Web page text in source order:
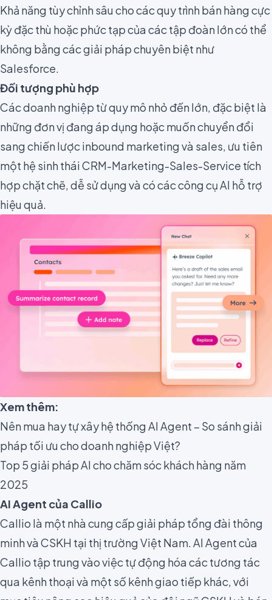
Khả năng tùy chỉnh sâu cho các quy trình bán hàng cực
kỳ đặc thù hoặc phức tạp của các tập đoàn lớn có thể
không bằng các giải pháp chuyên biệt như
Salesforce.
Đối tượng phù hợp
Các doanh nghiệp từ quy mô nhỏ đến lớn, đặc biệt là
những đơn vị đang áp dụng hoặc muốn chuyển đổi
sang chiến lược inbound marketing và sales, ưu tiên
một hệ sinh thái CRM-Marketing-Sales-Service tích
hợp chặt chẽ, dễ sử dụng và có các công cụ AI hỗ trợ
hiệu quả.
Xem thêm:
Nên mua hay tự xây hệ thống AI Agent – So sánh giải
pháp tối ưu cho doanh nghiệp Việt?
Top 5 giải pháp AI cho chăm sóc khách hàng năm
2025
AI Agent của Callio
Callio là một nhà cung cấp giải pháp tổng đài thông
minh và CSKH tại thị trường Việt Nam. AI Agent của
Callio tập trung vào việc tự động hóa các tương tác
qua kênh thoại và một số kênh giao tiếp khác, với